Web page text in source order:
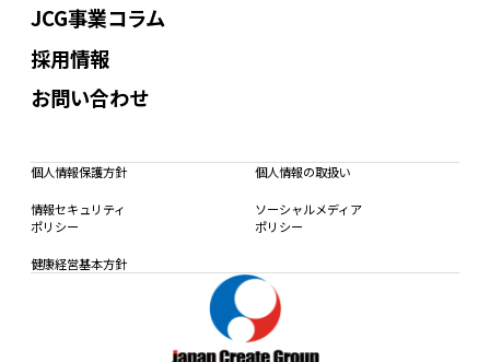
JCG事業コラム
採用情報
お問い合わせ
個人情報保護方針 個人情報の取扱い
情報セキュリティ
ポリシー
ソーシャルメディア
ポリシー
健康経営基本方針